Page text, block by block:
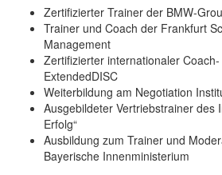
Zertifizierter Trainer der BMW-
Trainer und Coach der Frankfurt
Management
Zertifizierter internationaler
ExtendedDISC
Weiterbildung am Negotiation
Ausgebildeter Vertriebstrainer des
Erfolg“
Ausbildung zum Trainer und
Bayerische Innenministerium